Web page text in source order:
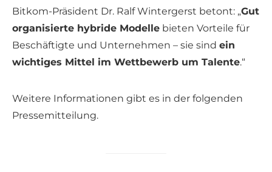
Bitkom-Präsident Dr. Ralf Wintergerst betont: „Gut
organisierte hybride Modelle bieten Vorteile für
Beschäftigte und Unternehmen – sie sind ein
wichtiges Mittel im Wettbewerb um Talente.“
Weitere Informationen gibt es in der folgenden
Pressemitteilung.